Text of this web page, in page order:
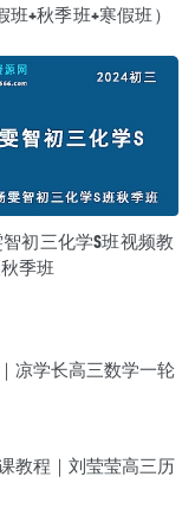
班+秋季班+寒假班）
智初三化学S班视频教
季班
凉学长高三数学一轮
教程｜刘莹莹高三历